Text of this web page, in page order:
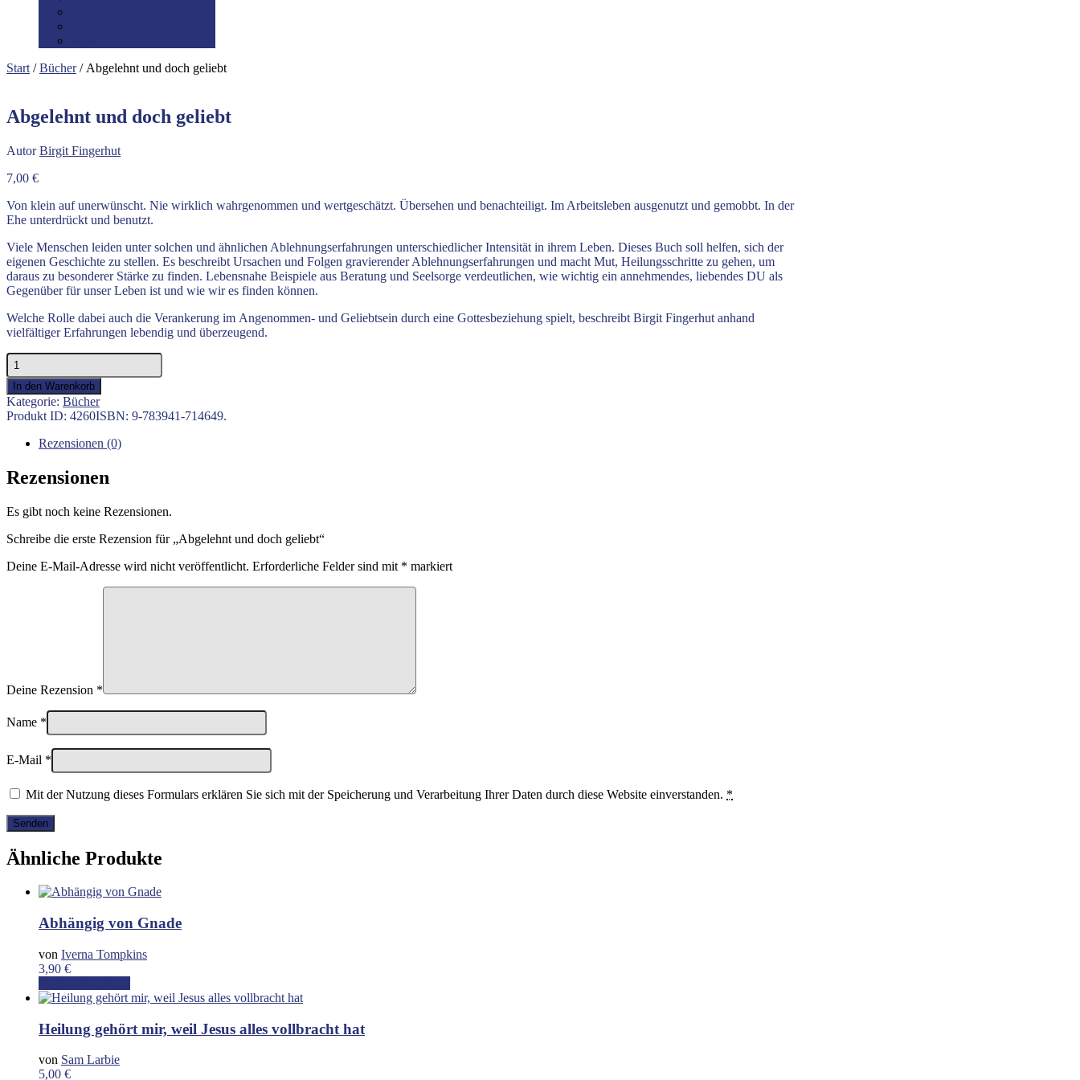
Start /Bücher/ Abgelehnt und doch geliebt
Abgelehnt und doch geliebt
AutorBirgit Fingerhut
7,00 €
Von klein auf unerwünscht. Nie wirklich wahrgenommen und wertgeschätzt. Übersehen und benachteiligt. Im Arbeitsleben ausgenutzt und gemobbt. In der
Ehe unterdrückt und benutzt.
Viele Menschen leiden unter solchen und ähnlichen Ablehnungserfahrungen unterschiedlicher Intensität in ihrem Leben. Dieses Buch soll helfen, sich der
eigenen Geschichte zu stellen. Es beschreibt Ursachen und Folgen gravierender Ablehnungserfahrungen und macht Mut, Heilungsschritte zu gehen, um
daraus zu besonderer Stärke zu finden. Lebensnahe Beispiele aus Beratung und Seelsorge verdeutlichen, wie wichtig ein annehmendes, liebendes DU als
Gegenüber für unser Leben ist und wie wir es finden können.
Welche Rolle dabei auch die Verankerung im Angenommen- und Geliebtsein durch eine Gottesbeziehung spielt, beschreibt Birgit Fingerhut anhand
vielfältiger Erfahrungen lebendig und überzeugend.
Abgelehnt
und
doch
geliebt
Menge
In den Warenkorb
Kategorie: Bücher
Produkt ID: 4260ISBN: 9-783941-714649.
Rezensionen (0)
Rezensionen
Es gibt noch keine Rezensionen.
Schreibe die erste Rezension für „Abgelehnt und doch geliebt“
Deine E-Mail-Adresse wird nicht veröffentlicht. Erforderliche Felder sind mit * markiert
Deine Rezension *
Name *
E-Mail *
Mit der Nutzung dieses Formulars erklären Sie sich mit der Speicherung und Verarbeitung Ihrer Daten durch diese Website einverstanden. *
Ähnliche Produkte
Abhängig von Gnade
von Iverna Tompkins
3,90 €
Heilung gehört mir, weil Jesus alles vollbracht hat
von Sam Larbie
5,00 €